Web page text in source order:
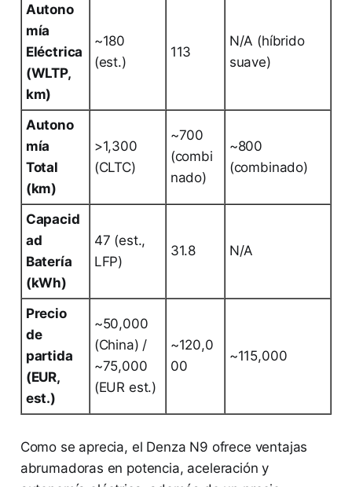
Autono
mía
Eléctrica
(WLTP,
km)
~180
(est.)
113
N/A (híbrido
suave)
Autono
mía
Total
(km)
>1,300
(CLTC)
~700
(combi
nado)
~800
(combinado)
Capacid
ad
Batería
(kWh)
47 (est.,
LFP)
31.8 N/A
Precio
de
partida
(EUR,
est.)
~50,000
(China) /
~75,000
(EUR est.)
~120,0
00
~115,000
Como se aprecia, el Denza N9 ofrece ventajas
abrumadoras en potencia, aceleración y